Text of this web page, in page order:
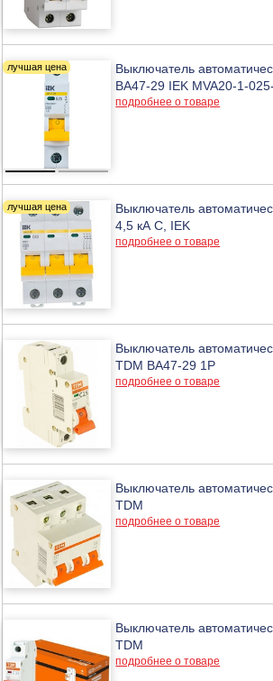
Выключатель
BA47-29 IEK MVA20-1-
подробнее о товаре
Выключатель
4,5 кА C, IEK
подробнее о товаре
Выключатель
TDM BA47-29 1P
подробнее о товаре
Выключатель
TDM
подробнее о товаре
Выключатель
TDM
подробнее о товаре